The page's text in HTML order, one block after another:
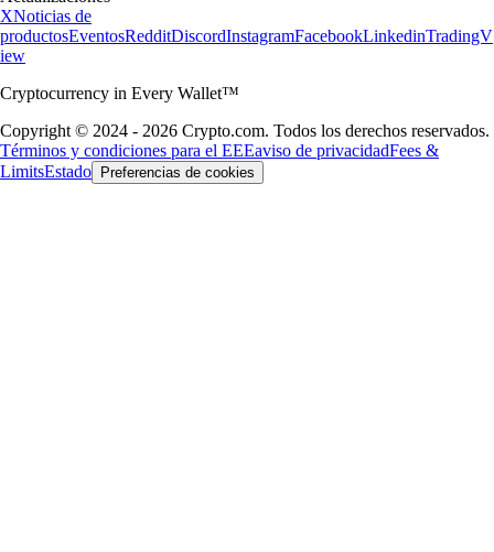
XNoticias de
productosEventosRedditDiscordInstagramFacebookLinkedinTradingV
iew
Cryptocurrency in Every Wallet™
Copyright © 2024 - 2026 Crypto.com. Todos los derechos reservados.
Términos y condiciones para el EEEaviso de privacidadFees &
LimitsEstado Preferencias de cookies